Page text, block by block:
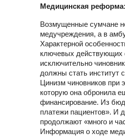
Медицинская
Возмущенные сумчане
медучреждения, а в
Характерной
ключевых действующих
исключительно
должны стать институт
Цинизм чиновников
которую она обронила
финансирование. Из
платежи пациентов». И
продолжают «много и
Информация о ходе